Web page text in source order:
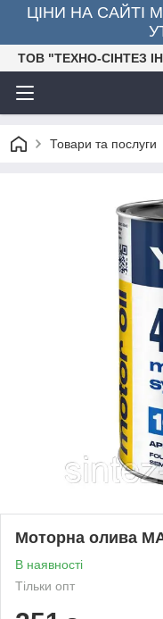
ЦІНИ НА САЙТІ
ТОВ "ТЕХНО-СІНТЕЗ
Товари та послуги
Моторна олива
В наявності
Тільки опт